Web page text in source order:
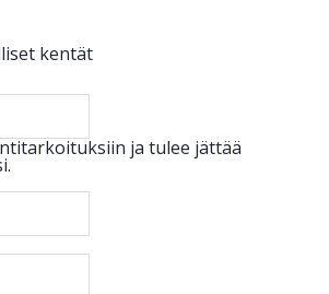
kentät
ja tulee jättää